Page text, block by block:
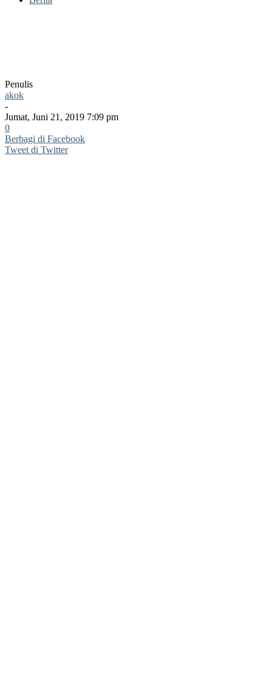
Penulis
akok
-
Jumat, Juni 21, 2019 7:09 pm
0
Berbagi di Facebook
Tweet di Twitter